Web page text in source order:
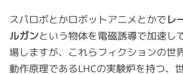
スパロボとかロボットアニメとかで レ
ルガンという物体を電磁誘導で加速し
場しますが、これらフィクションの世
動作原理であるLHCの実験炉を持つ、